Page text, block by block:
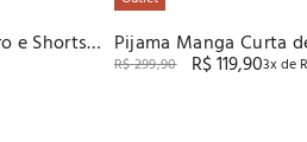
e Shorts Pijama Manga Curta
R$299,90 R$119,903x de